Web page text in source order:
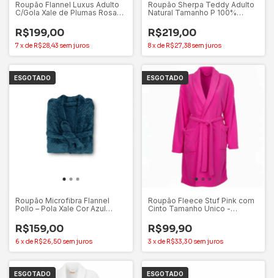
Roupão Flannel Luxus Adulto
C/Gola Xale de Plumas Rosa
R$199,00
7 x de R$28,43 sem juros
Roupão Sherpa Teddy Adulto
Natural Tamanho P 100%
R$219,00
8x de R$27,38sem juros
ESGOTADO
Roupão Microfibra Flannel
Pollo – Pola Xale Cor Azul
R$159,00
6 xde R$26,50 sem juros
ESGOTADO
Roupão Fleece Stuf Pink com
Cinto Tamanho Unico -
R$99,90
3 xde R$33,30 sem juros
ESGOTADO ESGOTADO